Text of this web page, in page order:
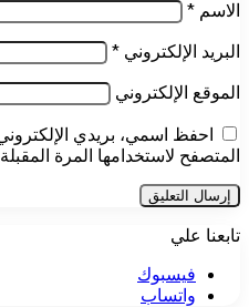
الاسم *
البريد الإلكتروني *
الموقع الإلكتروني
احفظ اسمي، بريدي
المتصفح لاستخدامها المرة
تابعنا علي
فيسبوك
واتساب